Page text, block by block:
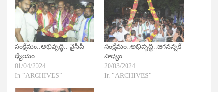
సంక్షేమం..అభివృద్ధి.. వైసీపీ
ధ్యేయం..
01/04/2024
In "ARCHIVES"
సంక్షేమం..అభివృద్ధి..జగనన్నకే
సాధ్యం..
20/03/2024
In "ARCHIVES"